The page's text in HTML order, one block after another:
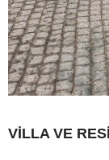
VİLLA VE